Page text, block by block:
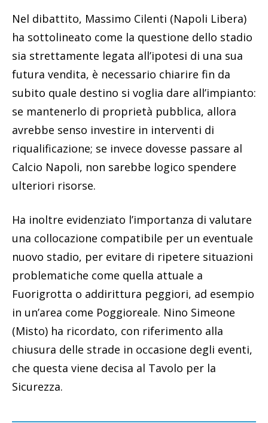
Nel dibattito, Massimo Cilenti (Napoli Libera)
ha sottolineato come la questione dello stadio
sia strettamente legata all’ipotesi di una sua
futura vendita, è necessario chiarire fin da
subito quale destino si voglia dare all’impianto:
se mantenerlo di proprietà pubblica, allora
avrebbe senso investire in interventi di
riqualificazione; se invece dovesse passare al
Calcio Napoli, non sarebbe logico spendere
ulteriori risorse.
Ha inoltre evidenziato l’importanza di valutare
una collocazione compatibile per un eventuale
nuovo stadio, per evitare di ripetere situazioni
problematiche come quella attuale a
Fuorigrotta o addirittura peggiori, ad esempio
in un’area come Poggioreale. Nino Simeone
(Misto) ha ricordato, con riferimento alla
chiusura delle strade in occasione degli eventi,
che questa viene decisa al Tavolo per la
Sicurezza.